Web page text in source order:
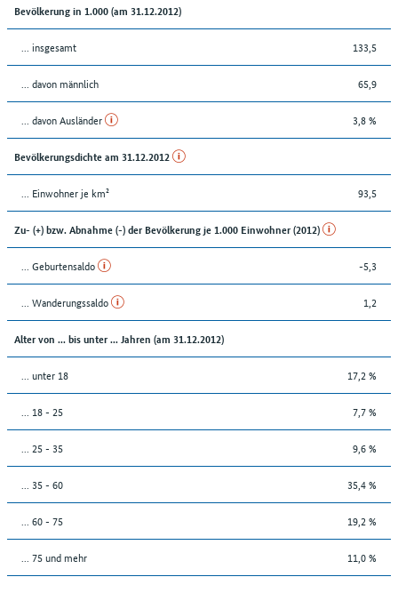
Bevölkerung in 1.000 (am 31.12.2012)
... insgesamt 133,5
... davon männlich 65,9
... davon Ausländer 3,8 %
Bevölkerungsdichte am 31.12.2012
... Einwohner je km² 93,5
Zu- (+) bzw. Abnahme (-) der Bevölkerung je 1.000 Einwohner (2012)
... Geburtensaldo -5,3
... Wanderungssaldo 1,2
Alter von ... bis unter ... Jahren (am 31.12.2012)
... unter 18 17,2 %
... 18 - 25 7,7 %
... 25 - 35 9,6 %
... 35 - 60 35,4 %
... 60 - 75 19,2 %
... 75 und mehr 11,0 %